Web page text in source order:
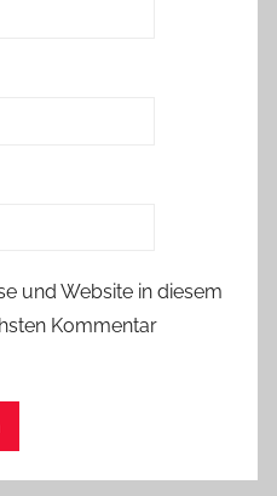
und Website in diesem
Kommentar